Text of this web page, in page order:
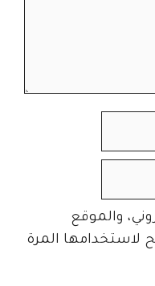
والموقع
لاستخدامها المرة